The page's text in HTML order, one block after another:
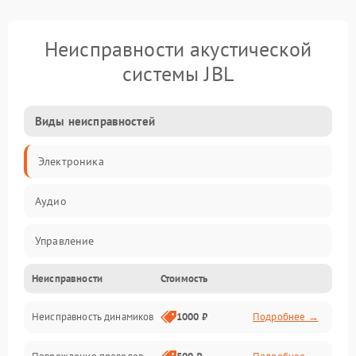
Неисправности акустической
системы JBL
Виды неисправностей
Электроника
Аудио
Управление
Электропитание
Связь
Неисправности Стоимость
Неисправность динамиков 1000 ₽ Подробнее →